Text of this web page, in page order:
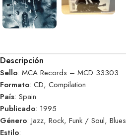
Descripción
Sello: MCA Records – MCD 33303
Formato: CD, Compilation
País: Spain
Publicado: 1995
Género: Jazz, Rock, Funk / Soul, Blues
Estilo: